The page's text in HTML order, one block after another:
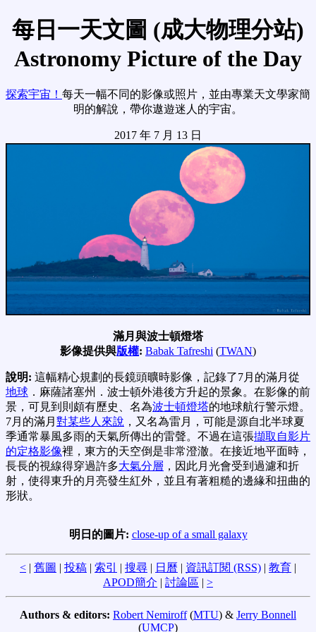
每日一天文圖 (成大物理分站)
Astronomy Picture of the Day
探索宇宙！ 每天一幅不同的影像或照片，並由專業天文學家簡
明的解說，帶你遨遊迷人的宇宙。
2017 年 7 月 13 日
滿月與波士頓燈塔
影像提供與版權: Babak Tafreshi (TWAN)
說明: 這幅精心規劃的長鏡頭曠時影像，記錄了7月的滿月從
地球 ．麻薩諸塞州．波士頓外港後方升起的景象。在影像的前
景，可見到則頗有歷史、名為波士頓燈塔的地球航行警示燈。
7月的滿月 對某些人來說 ，又名為雷月，可能是源自北半球夏
季通常暴風多雨的天氣所傳出的雷聲。不過在這張擷取自影片
的定格影像裡，東方的天空倒是非常澄澈。在接近地平面時，
長長的視線得穿過許多大氣分層 ，因此月光會受到過濾和折
射，使得東升的月亮發生紅外，並且有著粗糙的邊緣和扭曲的
形狀。
明日的圖片: close-up of a small galaxy
< | 舊圖 | 投稿 | 索引 | 搜尋 | 日曆 | 資訊訂閱 (RSS) | 教育 |
APOD簡介 | 討論區 | >
Authors & editors: Robert Nemiroff(MTU) & Jerry Bonnell
(UMCP)